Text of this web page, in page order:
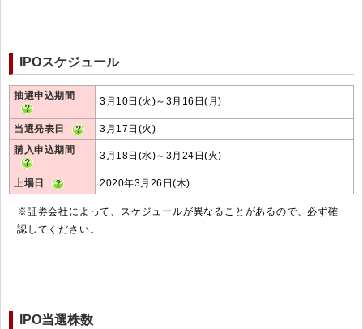
IPOスケジュール
抽選申込期間 3月10日(火)～3月16日(月)
当選発表日
3月17日(火)
購入申込期間
3月18日(水)～3月24日(火)
上場日 2020年3月26日(木)
※証券会社によって、スケジュールが異なることがあるので、必ず確
認してください。
IPO当選株数